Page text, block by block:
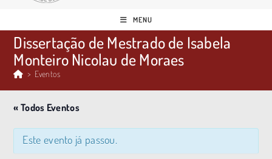
MENU
Dissertação de Mestrado de Isabela
Monteiro Nicolau de Moraes
> Eventos
« Todos Eventos
Este evento já passou.